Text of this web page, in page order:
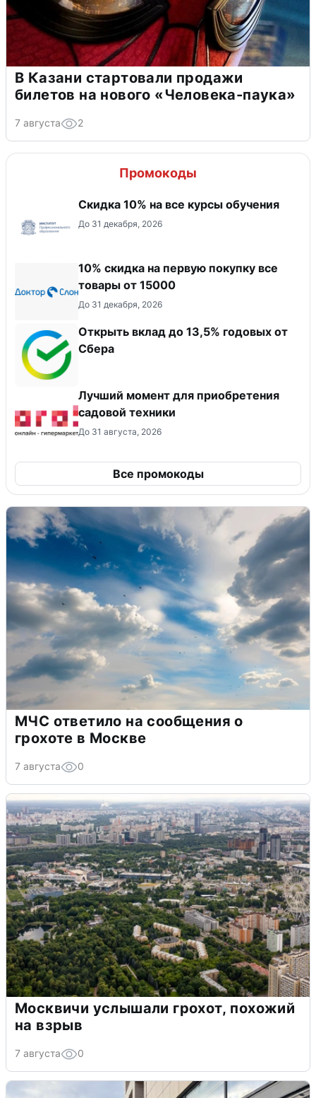
В Казани стартовали продажи
билетов на нового «Человека-паука»
7 августа 2
Промокоды
Скидка 10% на все курсы обучения
До 31 декабря, 2026
10% скидка на первую покупку все
товары от 15000
До 31 декабря, 2026
Открыть вклад до 13,5% годовых от
Сбера
Лучший момент для приобретения
садовой техники
До 31 августа, 2026
Все промокоды
МЧС ответило на сообщения о
грохоте в Москве
7 августа 0
Москвичи услышали грохот, похожий
на взрыв
7 августа 0